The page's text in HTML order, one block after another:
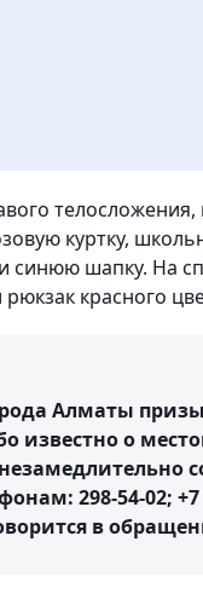
куртку,
синюю шапку. На
красного
Алматы
известно о
298-54-02; +7
в